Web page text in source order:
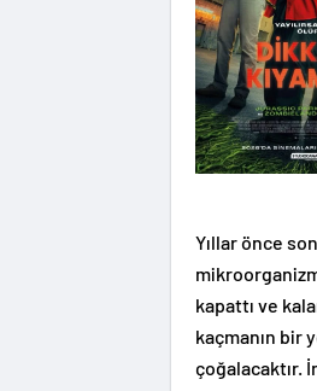
Yıllar önce
kapattı ve
kaçmanın bir
çoğalacaktır.